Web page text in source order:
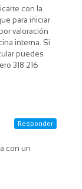
con la
para iniciar
valoración
interna. Si
puedes
318 216
con un
Responder